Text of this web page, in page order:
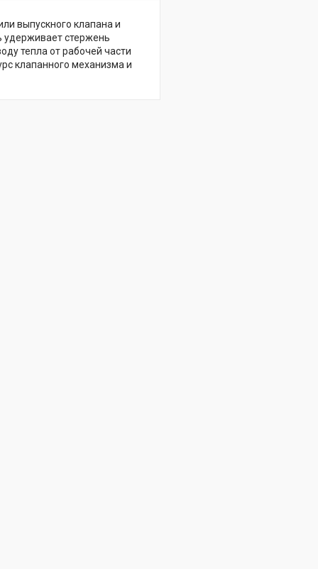
выпускного клапана и
удерживает стержень
тепла от рабочей части
клапанного механизма и